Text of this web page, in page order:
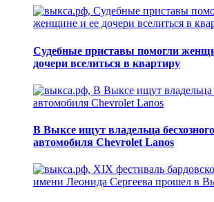
Судебные приставы помогли
дочери вселиться в квартиру
В Выксе ищут владельца бесхозного
автомобиля Chevrolet Lanos